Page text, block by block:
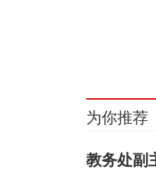
为你推荐
教务处副